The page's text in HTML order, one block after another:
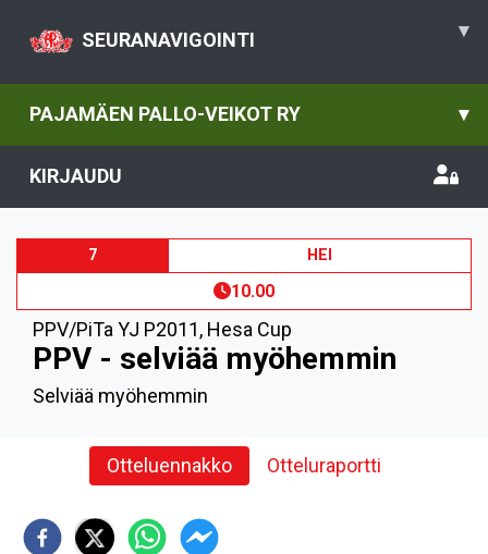
SEURANAVIGOINTI ▾
PAJAMÄEN PALLO-VEIKOT RY ▾
KIRJAUDU
7 HEI
10.00
PPV/PiTa YJ P2011, Hesa Cup
PPV - selviää myöhemmin
Selviää myöhemmin
Otteluennakko Otteluraportti